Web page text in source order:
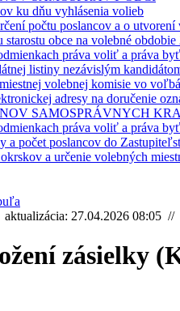
ku dňu vyhlásenia volieb
počtu poslancov a o utvorení
starostu obce na volebné
práva voliť a práva
listiny nezávislým
volebnej komisie vo
adresy na doručenie
SAMOSPRÁVNYCH
práva voliť a práva
a počet poslancov do
a určenie volebných
27.04.2026 08:05 //
zásielky